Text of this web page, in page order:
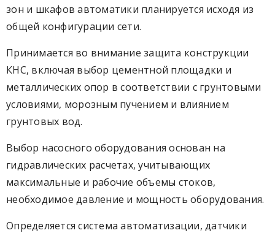
зон и шкафов автоматики планируется исходя из
общей конфигурации сети.
Принимается во внимание защита конструкции
КНС, включая выбор цементной площадки и
металлических опор в соответствии с грунтовыми
условиями, морозным пучением и влиянием
грунтовых вод.
Выбор насосного оборудования основан на
гидравлических расчетах, учитывающих
максимальные и рабочие объемы стоков,
необходимое давление и мощность оборудования.
Определяется система автоматизации, датчики